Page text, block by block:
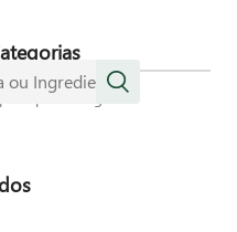
categorias